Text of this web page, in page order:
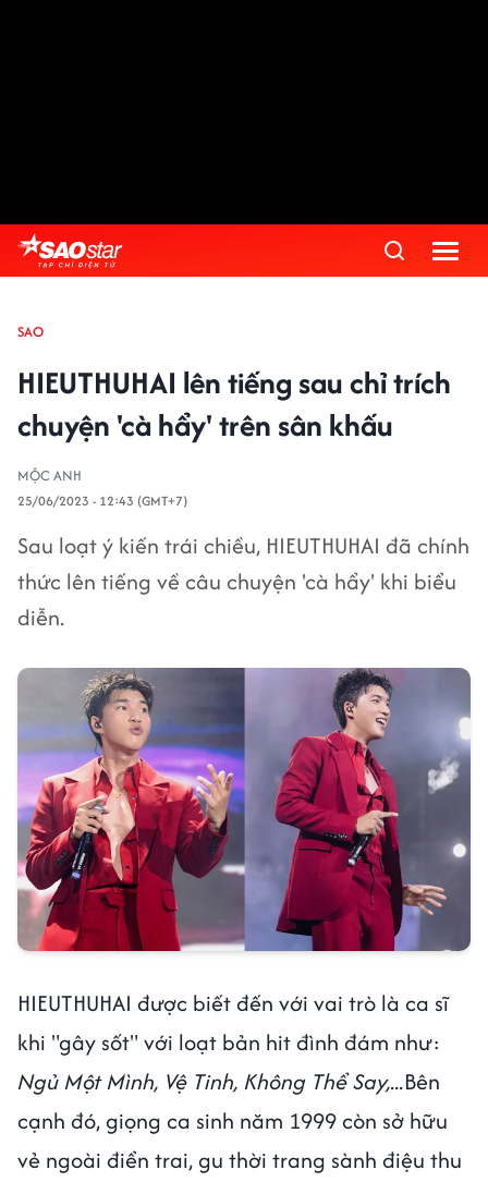
SAO
HIEUTHUHAI lên tiếng sau chỉ trích
chuyện 'cà hẩy' trên sân khấu
MỘC ANH
25/06/2023 - 12:43 (GMT+7)
Sau loạt ý kiến trái chiều, HIEUTHUHAI đã chính
thức lên tiếng về câu chuyện 'cà hẩy' khi biểu
diễn.
HIEUTHUHAI được biết đến với vai trò là ca sĩ
khi "gây sốt" với loạt bản hit đình đám như:
Ngủ Một Mình, Vệ Tinh, Không Thể Say,...Bên
cạnh đó, giọng ca sinh năm 1999 còn sở hữu
vẻ ngoài điển trai, gu thời trang sành điệu thu